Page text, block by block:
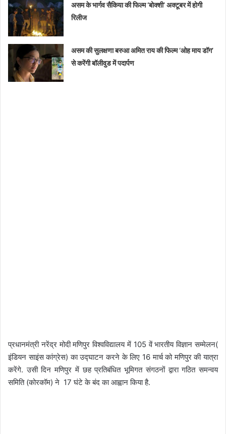
असम के भार्गव सैकिया की फिल्म ‘बोक्शी’ अक्टूबर में होगी
रिलीज
असम की सुलक्षणा बरुआ अमित राय की फिल्म ‘ओह माय डॉग’
से करेंगी बॉलीवुड में पदार्पण
प्रधानमंत्री नरेंद्र मोदी मणिपुर विश्वविद्यालय में 105 वें भारतीय विज्ञान सम्मेलन(
इंडियन साइंस कांग्रेस) का उद्घाटन करने के लिए 16 मार्च को मणिपुर की यात्रा
करेंगे. उसी दिन मणिपुर में छह प्रतिबंधित भूमिगत संगठनों द्वारा गठित समन्वय
समिति (कोरकॉम) ने 17 घंटे के बंद का आह्वान किया है.